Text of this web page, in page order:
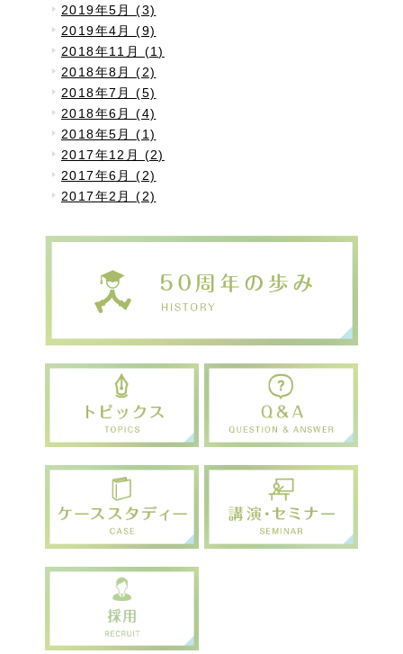
2019年5月 (3)
2019年4月 (9)
2018年11月 (1)
2018年8月 (2)
2018年7月 (5)
2018年6月 (4)
2018年5月 (1)
2017年12月 (2)
2017年6月 (2)
2017年2月 (2)